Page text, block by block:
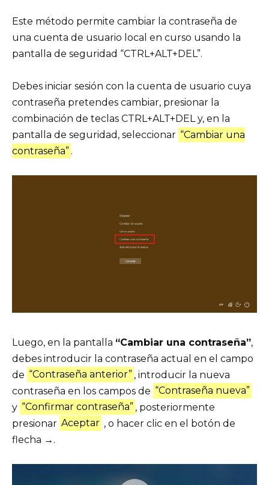
Este método permite cambiar la contraseña de
una cuenta de usuario local en curso usando la
pantalla de seguridad “CTRL+ALT+DEL”.
Debes iniciar sesión con la cuenta de usuario cuya
contraseña pretendes cambiar, presionar la
combinación de teclas CTRL+ALT+DEL y, en la
pantalla de seguridad, seleccionar “Cambiar una
contraseña” .
Luego, en la pantalla “Cambiar una contraseña”,
debes introducir la contraseña actual en el campo
de “Contraseña anterior” , introducir la nueva
contraseña en los campos de “Contraseña nueva”
y “Confirmar contraseña” , posteriormente
presionar Aceptar , o hacer clic en el botón de
flecha → .